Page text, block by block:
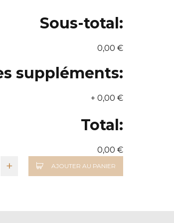
Sous-total:
0,00 €
suppléments:
+ 0,00 €
Total:
0,00 €
+ AJOUTER AU PANIER